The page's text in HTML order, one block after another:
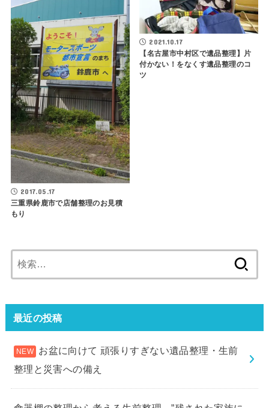
2017.05.17
三重県鈴鹿市で店舗整理のお見積
もり
2021.10.17
【名古屋市中村区で遺品整理】片
付かない！をなくす遺品整理のコ
ツ
索:
最近の投稿
お盆に向けて 頑張りすぎない遺品整理・生前
整理と災害への備え